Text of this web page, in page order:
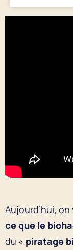
Aujourd’hui,
ce que le
du « piratage